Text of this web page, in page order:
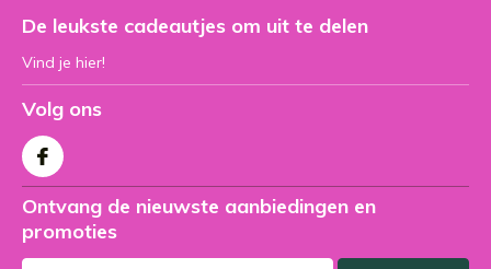
De leukste cadeautjes om uit te delen
Vind je hier!
Volg ons
Ontvang de nieuwste aanbiedingen en
promoties